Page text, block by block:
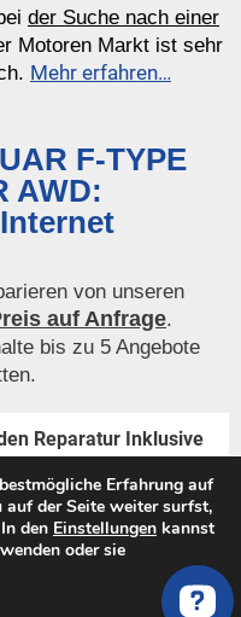
der Suche nach einer
Motoren Markt ist sehr
Mehr erfahren…
F-TYPE
AWD:
von unseren
auf Anfrage.
bis zu 5 Angebote
Reparatur Inklusive
EUR 13.999,00
ebay.de
Erfahrung auf
auf der Seite weiter surfst,
den Einstellungen kannst
oder sie